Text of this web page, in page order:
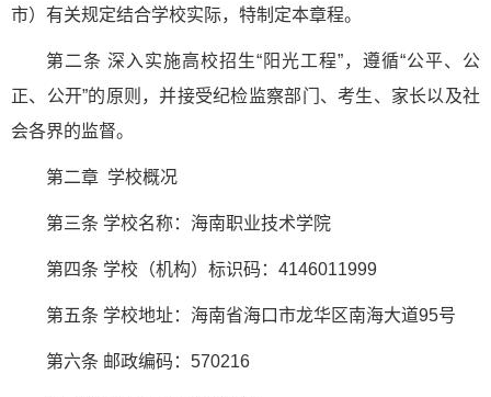
市）有关规定结合学校实际，特制定本章程。
第二条 深入实施高校招生“阳光工程”，遵循“公平、公
正、公开”的原则，并接受纪检监察部门、考生、家长以及社
会各界的监督。
第二章 学校概况
第三条 学校名称：海南职业技术学院
第四条 学校（机构）标识码：4146011999
第五条 学校地址：海南省海口市龙华区南海大道95号
第六条 邮政编码：570216